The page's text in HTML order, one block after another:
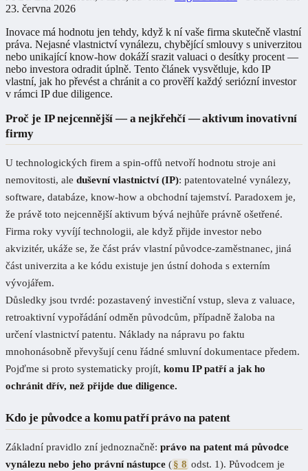
23. června 2026
Inovace má hodnotu jen tehdy, když k ní vaše firma skutečně vlastní
práva. Nejasné vlastnictví vynálezu, chybějící smlouvy s univerzitou
nebo unikající know-how dokáží srazit valuaci o desítky procent —
nebo investora odradit úplně. Tento článek vysvětluje, kdo IP
vlastní, jak ho převést a chránit a co prověří každý seriózní investor
v rámci IP due diligence.
Proč je IP nejcennější — a nejkřehčí — aktivum inovativní
firmy
U technologických firem a spin-offů netvoří hodnotu stroje ani
nemovitosti, ale duševní vlastnictví (IP): patentovatelné vynálezy,
software, databáze, know-how a obchodní tajemství. Paradoxem je,
že právě toto nejcennější aktivum bývá nejhůře právně ošetřené.
Firma roky vyvíjí technologii, ale když přijde investor nebo
akvizitér, ukáže se, že část práv vlastní původce-zaměstnanec, jiná
část univerzita a ke kódu existuje jen ústní dohoda s externím
vývojářem.
Důsledky jsou tvrdé: pozastavený investiční vstup, sleva z valuace,
retroaktivní vypořádání odměn původcům, případně žaloba na
určení vlastnictví patentu. Náklady na nápravu po faktu
mnohonásobně převyšují cenu řádné smluvní dokumentace předem.
Pojďme si proto systematicky projít, komu IP patří a jak ho
ochránit dřív, než přijde due diligence.
Kdo je původce a komu patří právo na patent
Základní pravidlo zní jednoznačně: právo na patent má původce
vynálezu nebo jeho právní nástupce (§ 8 odst. 1). Původcem je